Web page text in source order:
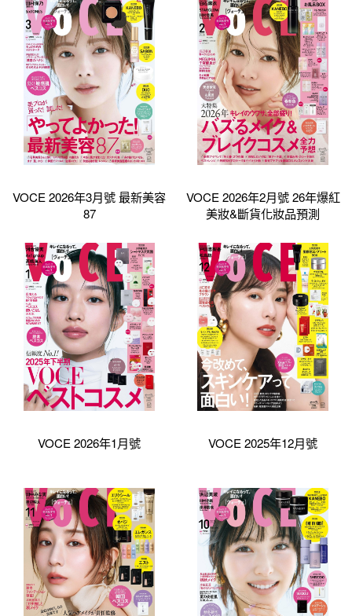
VOCE 2026年3月號 最新美容
87
VOCE 2026年2月號 26年爆紅
美妝&斷貨化妝品預測
VOCE 2026年1月號 VOCE 2025年12月號